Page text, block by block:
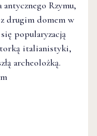
antycznego Rzymu,
drugim domem w
popularyzacją
italianistyki,
archeolożką.